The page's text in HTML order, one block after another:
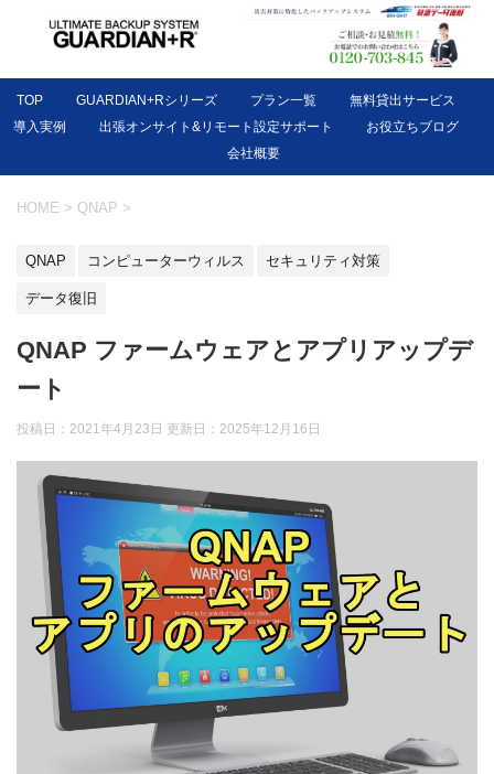
TOP GUARDIAN+Rシリーズ プラン一覧
無料貸出サービス
導入実例
出張オンサイト&リモート設定サポート
お役立ちブログ
会社概要
HOME > QNAP >
QNAP コンピューターウィルス セキュリティ対策
データ復旧
QNAP ファームウェアとアプリアップデ
ート
投稿日：2021年4月23日 更新日： 2025年12月16日